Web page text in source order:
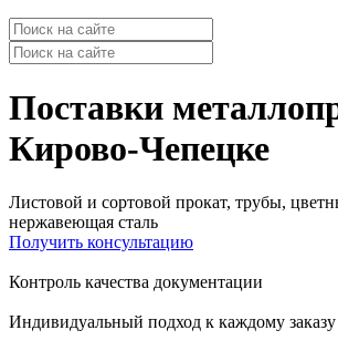
Поставки
Кирово-Чепецке
Листовой и сортовой прокат, трубы,
нержавеющая сталь
Получить консультацию
Контроль качества документации
Индивидуальный подход к каждому заказу